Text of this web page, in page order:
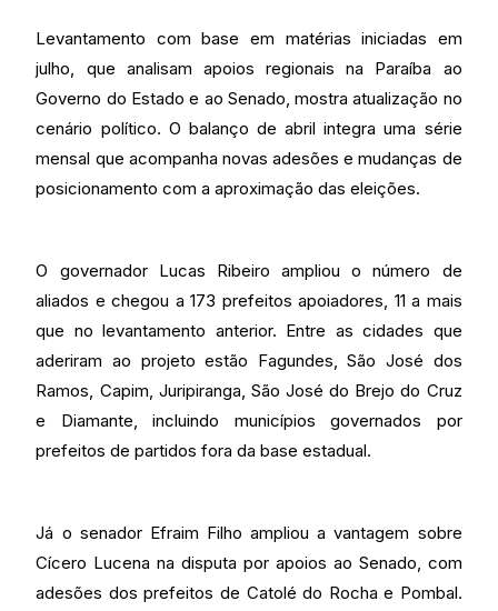
Levantamento com base em matérias iniciadas em
julho, que analisam apoios regionais na Paraíba ao
Governo do Estado e ao Senado, mostra atualização no
cenário político. O balanço de abril integra uma série
mensal que acompanha novas adesões e mudanças de
posicionamento com a aproximação das eleições.
O governador Lucas Ribeiro ampliou o número de
aliados e chegou a 173 prefeitos apoiadores, 11 a mais
que no levantamento anterior. Entre as cidades que
aderiram ao projeto estão Fagundes, São José dos
Ramos, Capim, Juripiranga, São José do Brejo do Cruz
e Diamante, incluindo municípios governados por
prefeitos de partidos fora da base estadual.
Já o senador Efraim Filho ampliou a vantagem sobre
Cícero Lucena na disputa por apoios ao Senado, com
adesões dos prefeitos de Catolé do Rocha e Pombal.